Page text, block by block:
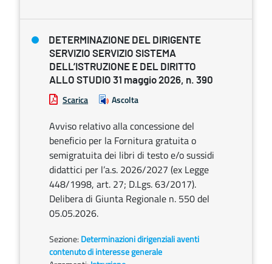
DETERMINAZIONE DEL DIRIGENTE
SERVIZIO SERVIZIO SISTEMA
DELL’ISTRUZIONE E DEL DIRITTO
ALLO STUDIO 31 maggio 2026, n. 390
Scarica Ascolta
Avviso relativo alla concessione del
beneficio per la Fornitura gratuita o
semigratuita dei libri di testo e/o sussidi
didattici per l’a.s. 2026/2027 (ex Legge
448/1998, art. 27; D.Lgs. 63/2017).
Delibera di Giunta Regionale n. 550 del
05.05.2026.
Sezione: Determinazioni dirigenziali aventi
contenuto di interesse generale